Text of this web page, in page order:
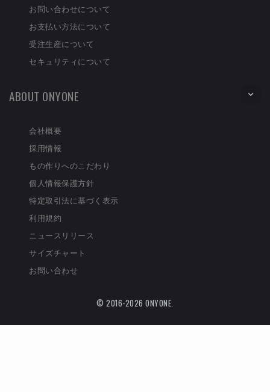
お問い合わせについて
お支払い方法について
受注生産について
セキュリティについて
ABOUT ONYONE
会社概要
採用情報
もの作りへのこだわり
個人情報保護方針
特定取引法に基づく表示
利用規約
ニュースリリース
サイズチャート
お問い合わせ
© 2016-2026 ONYONE.